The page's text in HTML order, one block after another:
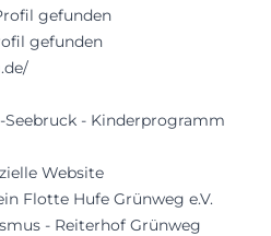
gefunden
gefunden
- Kinderprogramm
Website
Flotte Hufe Grünweg e.V.
- Reiterhof Grünweg